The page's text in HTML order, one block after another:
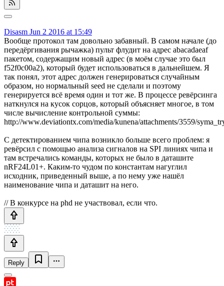
Disasm Jun 2 2016 at 15:49
Вообще протокол там довольно забавный. В самом начале (до
передёргивания рычажка) пульт флудит на адрес abacadaeaf
пакетом, содержащим новый адрес (в моём случае это был
f52f0c00a2), который будет использоваться в дальнейшем. Я
так понял, этот адрес должен генерироваться случайным
образом, но нормальный seed не сделали и поэтому
генерируется всё время один и тот же. В процессе ревёрсинга
наткнулся на кусок сорцов, который объясняет многое, в том
числе вычисление контрольной суммы:
http://www.deviationtx.com/media/kunena/attachments/3559/
С детектированием чипа возникло больше всего проблем: я
ревёрсил с помощью анализа сигналов на SPI линиях чипа и
там встречались команды, которых не было в даташите
nRF24L01+. Каким-то чудом по константам нагуглил
исходник, приведенный выше, а по нему уже нашёл
наименование чипа и даташит на него.
// В конкурсе на phd не участвовал, если что.
Reply